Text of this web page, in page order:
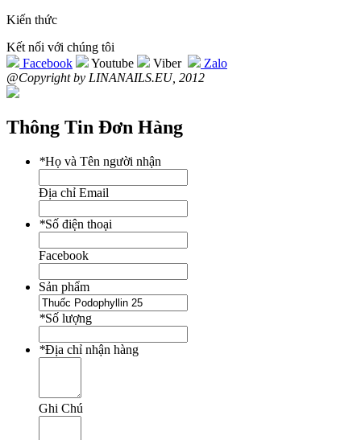
Kiến thức
Kết nối với chúng tôi
Facebook
Youtube Viber
Zalo
@Copyright by LINANAILS.EU, 2012
Thông Tin Đơn Hàng
*Họ và Tên người nhận
Địa chỉ Email
*Số điện thoại
Facebook
Sản phẩm
*Số lượng
*Địa chỉ nhận hàng
Ghi Chú